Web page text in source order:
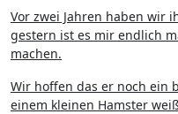
Vor zwei Jahren haben wir
gestern ist es mir endlich
machen.
Wir hoffen das er noch ein
einem kleinen Hamster